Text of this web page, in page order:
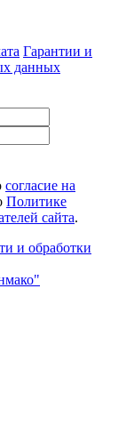
Гарантии и
данных
согласие на
Политике
сайта.
и обработки